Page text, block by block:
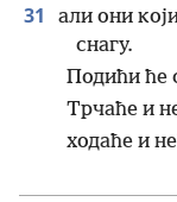
31
али они
снагу.
Подићи ће
Трчаће и
ходаће и